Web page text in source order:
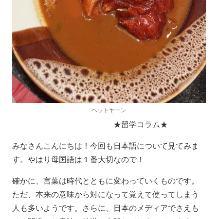
ペットヤーン
★留学コラム★
みなさんこんにちは！今回も日本語について見てみま
す。やはり母国語は１番大切なので！
確かに、言葉は時代とともに変わっていくものです。
ただ、本来の意味から対になって覚えて使ってしまう
人も多いようです。さらに、日本のメディアでさえも